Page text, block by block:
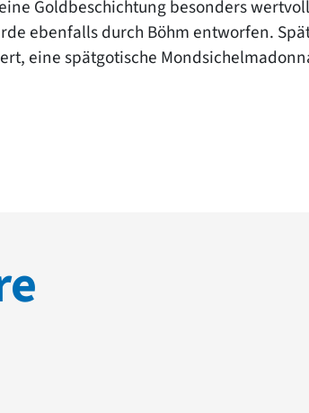
Goldbeschichtung besonders wertvoll
ebenfalls durch Böhm entworfen.
eine spätgotische